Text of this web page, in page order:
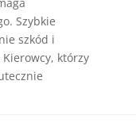
Szybkie
szkód i
którzy